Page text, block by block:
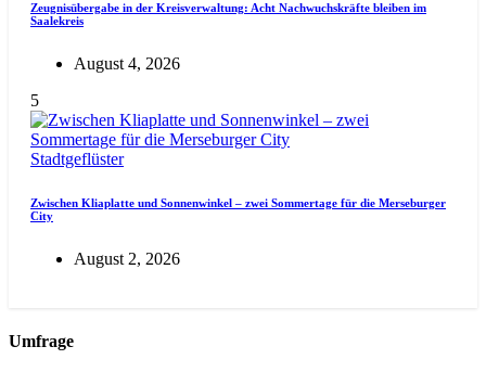
Zeugnisübergabe in der Kreisverwaltung: Acht Nachwuchskräfte bleiben im
Saalekreis
August 4, 2026
5
Stadtgeflüster
Zwischen Kliaplatte und Sonnenwinkel – zwei Sommertage für die Merseburger
City
August 2, 2026
Umfrage